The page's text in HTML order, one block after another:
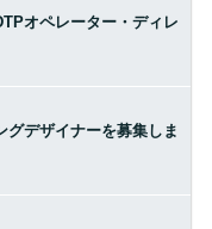
オペレーター・ディレ
グデザイナーを募集しま